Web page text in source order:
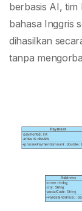
berbasis AI, tim
bahasa Inggris
dihasilkan
tanpa